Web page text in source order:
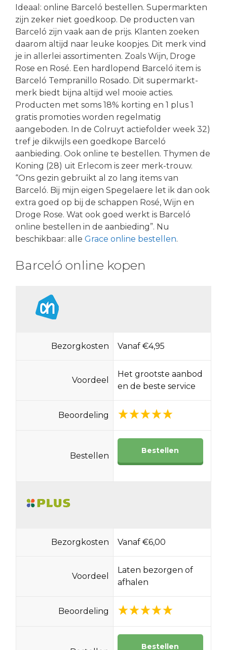
Ideaal: online Barceló bestellen. Supermarkten
zijn zeker niet goedkoop. De producten van
Barceló zijn vaak aan de prijs. Klanten zoeken
daarom altijd naar leuke koopjes. Dit merk vind
je in allerlei assortimenten. Zoals Wijn, Droge
Rose en Rosé. Een hardlopend Barceló item is
Barceló Tempranillo Rosado. Dit supermarkt-
merk biedt bijna altijd wel mooie acties.
Producten met soms 18% korting en 1 plus 1
gratis promoties worden regelmatig
aangeboden. In de Colruyt actiefolder week 32)
tref je dikwijls een goedkope Barceló
aanbieding. Ook online te bestellen. Thymen de
Koning (28) uit Erlecom is zeer merk-trouw.
“Ons gezin gebruikt al zo lang items van
Barceló. Bij mijn eigen Spegelaere let ik dan ook
extra goed op bij de schappen Rosé, Wijn en
Droge Rose. Wat ook goed werkt is Barceló
online bestellen in de aanbieding”. Nu
beschikbaar: alle Grace online bestellen.
Barceló online kopen
Bezorgkosten Vanaf €4,95
Voordeel
Het grootste aanbod
en de beste service
Beoordeling
Bestellen
Bestellen
Bezorgkosten Vanaf €6,00
Voordeel
Laten bezorgen of
afhalen
Beoordeling
Bestellen